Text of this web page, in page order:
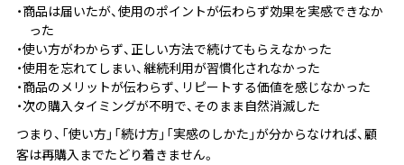
商品は届いたが、使用のポイントが伝わらず効果を実感できなか
った
使い方がわからず、正しい方法で続けてもらえなかった
使用を忘れてしまい、継続利用が習慣化されなかった
商品のメリットが伝わらず、リピートする価値を感じなかった
次の購入タイミングが不明で、そのまま自然消滅した
つまり、「使い方」「続け方」「実感のしかた」が分からなければ、顧
客は再購入までたどり着きません。